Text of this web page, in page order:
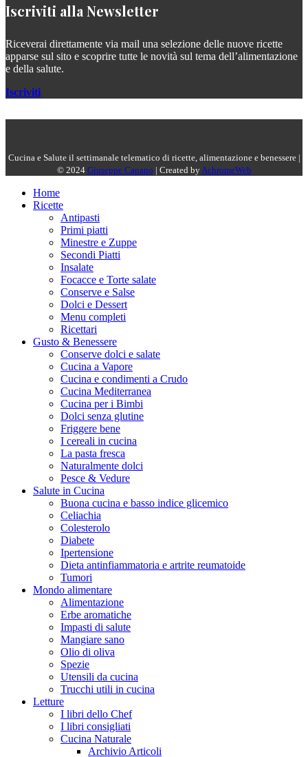
Iscriviti alla Newsletter
Riceverai direttamente via mail una selezione delle nuove ricette
apparse sul sito e scoprire tutte le novità sul tema dell’alimentazione
e della salute.
Iscriviti
Cucina e Salute il settimanale telematico di ricette, alimentazione e benessere |
© 2024 Giuseppe Capano | Created byAchromeWeb
Home
Ricette
Antipasti
Primi piatti
Minestre e Zuppe
Secondi Piatti
Insalate
Focacce e Torte salate
Conserve e Salse
Dolci e Dessert
Menu completi
Ricettari
Gusto & Benessere
Conserve dolci e salate
Cucina a Vapore
Cucina e condimenti a Crudo
Cucina Mediterranea
Cucina per i Bimbi
Dolci senza glutine
Friggere bene
I cereali in cucina
La pasta fresca
Naturalmente dolci
Pesce & Vedure
Salute in Cucina
Buona cucina e basso indice glicemico
Celiachia
Colesterolo
Diabete
Ipertensione
Dieta antinfiammatoria e artrite reumatoide
Tumori
Mondo alimentare
Alimentazione
Erbe aromatiche
Impasti di salute
Mangiare sano
Olio di oliva
Spezie
Utensili da cucina
Trucchi utili in cucina
Letture
I libri dello Chef
I libri consigliati
Cucina Naturale
Archivio Articoli